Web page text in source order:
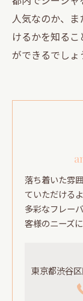
人気なのか、
けるかを知る
ができるでしょ
落ち着いた雰
ていただける
多彩なフレー
客様のニーズ
東京都渋谷